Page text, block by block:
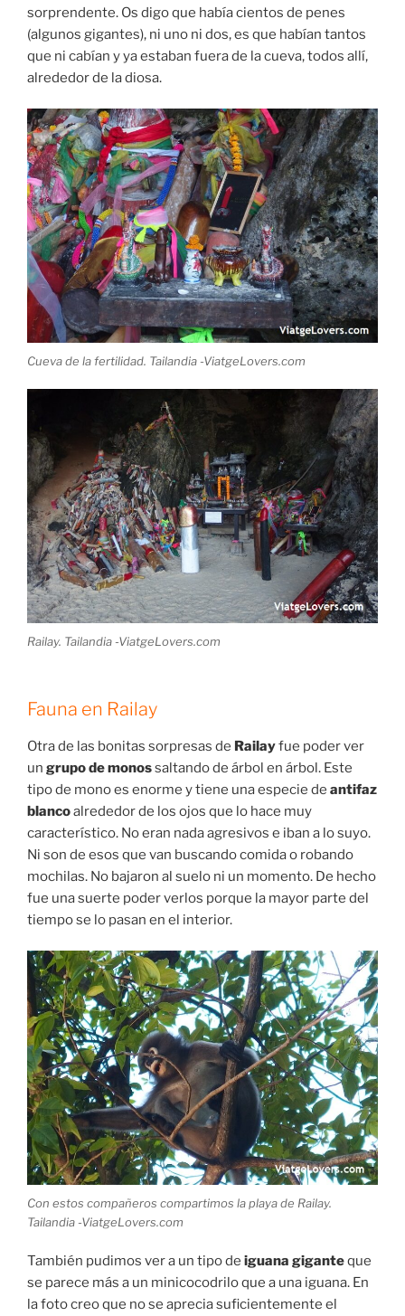
sorprendente. Os digo que había cientos de penes
(algunos gigantes), ni uno ni dos, es que habían tantos
que ni cabían y ya estaban fuera de la cueva, todos allí,
alrededor de la diosa.
Cueva de la fertilidad. Tailandia -ViatgeLovers.com
Railay. Tailandia -ViatgeLovers.com
Fauna en Railay
Otra de las bonitas sorpresas de Railayfue poder ver
un grupo de monossaltando de árbol en árbol. Este
tipo de mono es enorme y tiene una especie de antifaz
blancoalrededor de los ojos que lo hace muy
característico. No eran nada agresivos e iban a lo suyo.
Ni son de esos que van buscando comida o robando
mochilas. No bajaron al suelo ni un momento. De hecho
fue una suerte poder verlos porque la mayor parte del
tiempo se lo pasan en el interior.
Con estos compañeros compartimos la playa de Railay.
Tailandia -ViatgeLovers.com
También pudimos ver a un tipo de iguana giganteque
se parece más a un minicocodrilo que a una iguana. En
la foto creo que no se aprecia suficientemente el